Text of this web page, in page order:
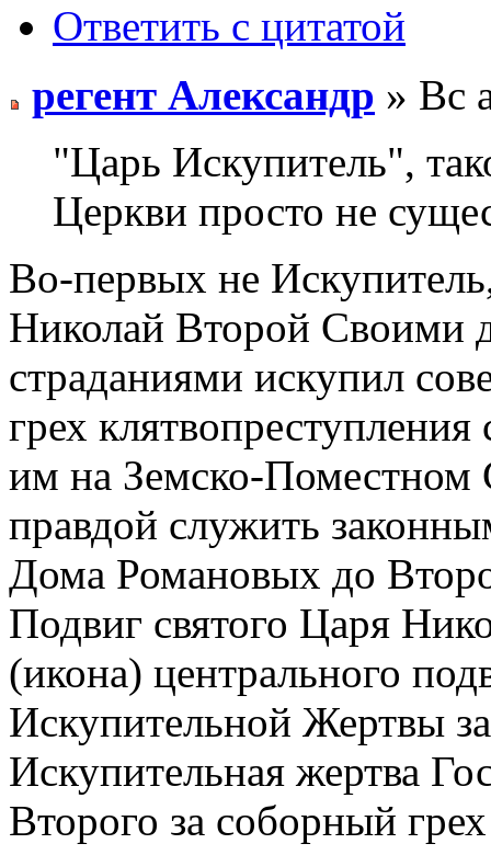
Ответить с цитатой
регент Александр » Вс
"Царь Искупитель",
Церкви просто не
Во-первых не
Николай Второй Своими
страданиями искупил
грех
им на Земско-Поместном
правдой служить
Дома Романовых до
Подвиг святого Царя
(икона) центрального
Искупительной Жертвы
Искупительная жертва
Второго за соборный